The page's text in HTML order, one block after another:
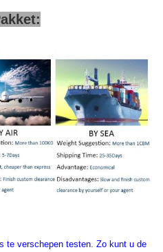
te verschepen testen. Zo kunt u de